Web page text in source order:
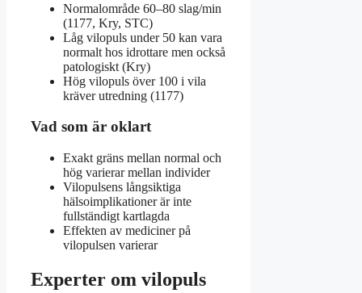
Normalområde 60–80 slag/min
(1177, Kry, STC)
Låg vilopuls under 50 kan vara
normalt hos idrottare men också
patologiskt (Kry)
Hög vilopuls över 100 i vila
kräver utredning (1177)
Vad som är oklart
Exakt gräns mellan normal och
hög varierar mellan individer
Vilopulsens långsiktiga
hälsoimplikationer är inte
fullständigt kartlagda
Effekten av mediciner på
vilopulsen varierar
Experter om vilopuls